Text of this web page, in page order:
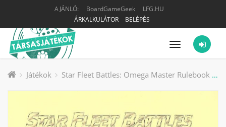
AJÁNLÓ: BoardGameGeek
LFG.HU
ÁRKALKULÁTOR
BELÉPÉS
Menü
Játékok Star Fleet Battles: Omega Master Rulebook társasjáték kiegészítő